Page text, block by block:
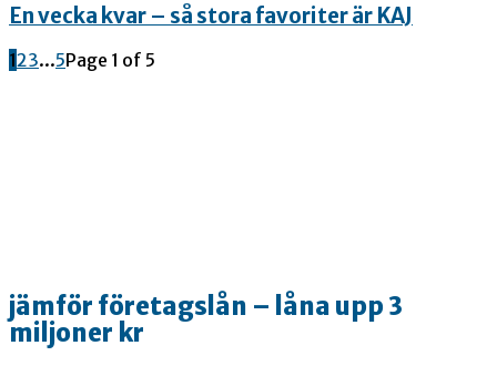
En vecka kvar – så stora favoriter är KAJ
123...5Page 1 of 5
jämför företagslån – låna upp 3
miljoner kr